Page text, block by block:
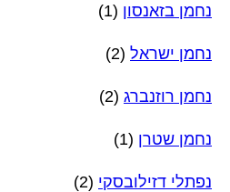
נחמן בזאנסון (1)
נחמן ישראל (2)
נחמן רוזנברג (2)
נחמן שטרן (1)
נפתלי דזילובסקי (2)